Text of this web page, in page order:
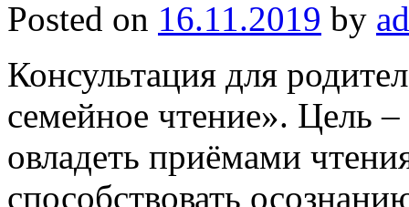
Posted on 16.11.2019 by
Консультация для
семейное чтение». Цель
овладеть приёмами
способствовать